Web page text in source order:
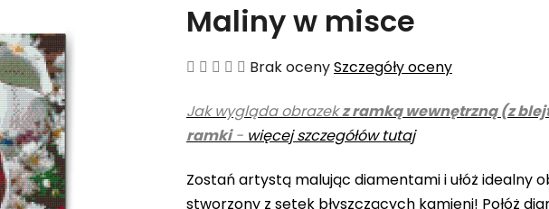
Maliny w misce
Średnia
produktu
wynosi
na
Brak ocenySzczegóły oceny
Jak wygląda obrazekz ramką wewnętrzną (z
ramki- więcej szczegółów tutaj
Zostań artystą malując diamentami i ułóż idealny
stworzony z setek błyszczących kamieni! Połóż